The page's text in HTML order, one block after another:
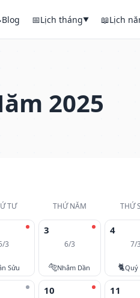
Blog 📅Lịch tháng▼ 📖Lịch
2025
TƯ THỨ NĂM THỨ
3
Sửu
3
6/3
🐅Nhâm Dần
4
7/3
🐈Quý
10 11